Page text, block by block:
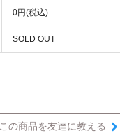
0円(税込)
SOLD OUT
この商品を友達に教える